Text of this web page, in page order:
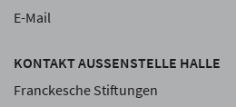
E-Mail
KONTAKT AUSSENSTELLE HALLE
Franckesche Stiftungen